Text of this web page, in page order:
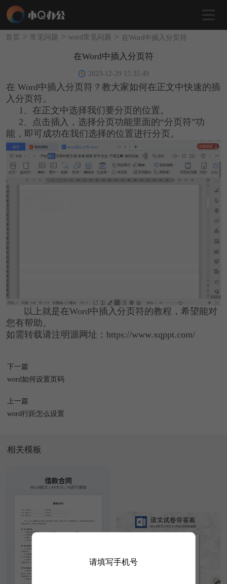
首页 > 常见问题 > word常见问题 > 在Word中插入分页符
在Word中插入分页符
2023-12-29 15:35:49
在 Word中插入分页符？教大家如何在正文中快速的插
入分页符。
1、在正文中选择我们要分页的位置。
2、点击插入，选择分页功能里面的“分页符”功
能，即可成功在我们选择的位置进行分页。
以上就是在Word中插入分页符的教程，希望能对
您有帮助。
如需转载请注明源网址：https://www.xqppt.com/
下一篇
word如何设置页码
上一篇
word行距怎么设置
相关模板
请填写手机号